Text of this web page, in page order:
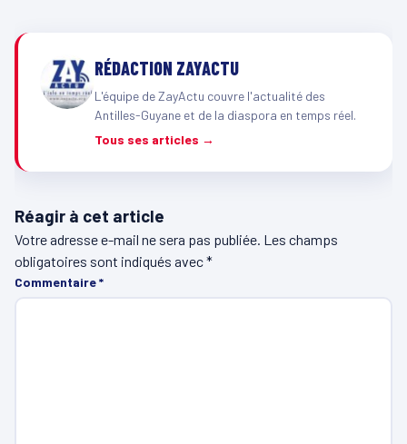
RÉDACTION ZAYACTU
L'équipe de ZayActu couvre l'actualité des
Antilles-Guyane et de la diaspora en temps réel.
Tous ses articles →
Réagir à cet article
Votre adresse e-mail ne sera pas publiée. Les champs
obligatoires sont indiqués avec*
Commentaire*